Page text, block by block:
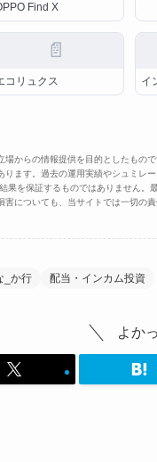
Find X
📄
コリュクス イ
からの情報提供を目的としたもの
ります。過去の運用実績やシュミ
果を保証するものではありません
についても、当サイトでは一切の
_か行 配当・インカム投資
よか